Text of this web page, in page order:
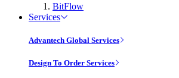
BitFlow
Services
Advantech Global Services
Design To Order Services